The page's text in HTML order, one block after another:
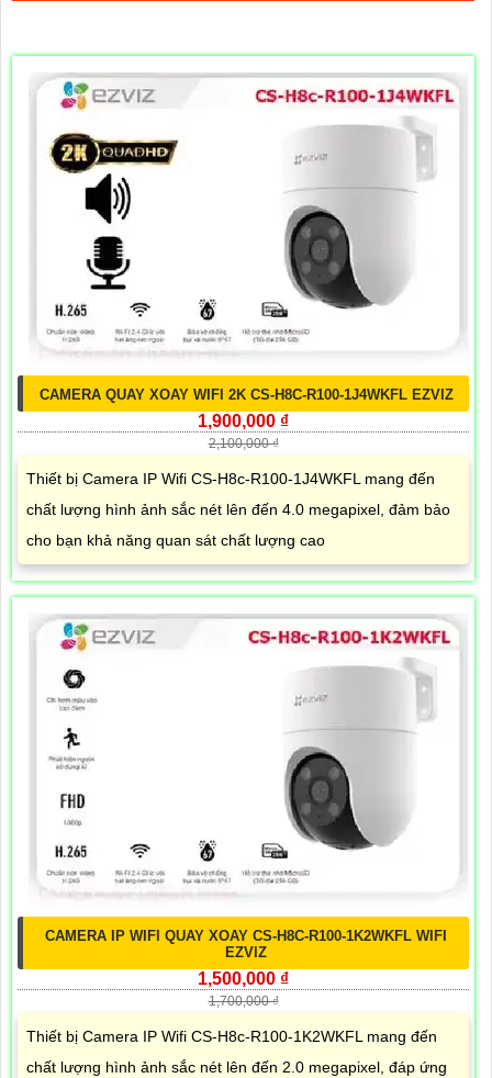
CAMERA QUAY XOAY WIFI 2K CS-H8C-R100-1J4WKFL EZVIZ
1,900,000 ₫
2,100,000 ₫
Thiết bị Camera IP Wifi CS-H8c-R100-1J4WKFL mang đến
chất lượng hình ảnh sắc nét lên đến 4.0 megapixel, đảm bảo
cho bạn khả năng quan sát chất lượng cao
CAMERA IP WIFI QUAY XOAY CS-H8C-R100-1K2WKFL WIFI
EZVIZ
1,500,000 ₫
1,700,000 ₫
Thiết bị Camera IP Wifi CS-H8c-R100-1K2WKFL mang đến
chất lượng hình ảnh sắc nét lên đến 2.0 megapixel, đáp ứng